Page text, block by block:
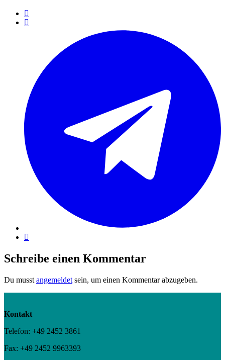
Schreibe einen Kommentar
Du musst angemeldet sein, um einen Kommentar abzugeben.
Kontakt
Telefon: +49 2452 3861
Fax: +49 2452 9963393